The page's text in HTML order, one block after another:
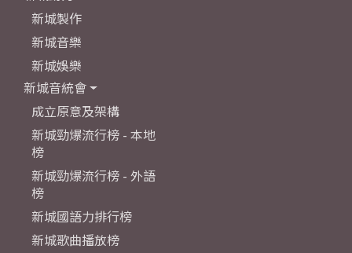
新城製作
新城音樂
新城娛樂
新城音統會
成立原意及架構
新城勁爆流行榜 - 本地
榜
新城勁爆流行榜 - 外語
榜
新城國語力排行榜
新城歌曲播放榜